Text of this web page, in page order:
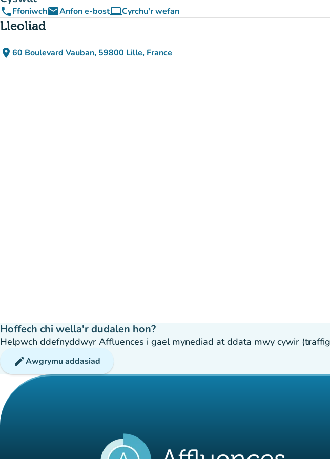
phoneFfoniwchemailAnfon e-bostcomputerCyrchu'r wefan
(tab newydd)
Lleoliad
place 60 Boulevard Vauban, 59800 Lille, France
(agor yn Google Maps)
(tab newydd)
Hoffech chi wella'r dudalen hon?
Helpwch ddefnyddwyr Affluences i gael mynediad at ddata mwy cywir
editAwgrymu addasiad